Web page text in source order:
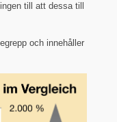
till att dessa till
och innehåller